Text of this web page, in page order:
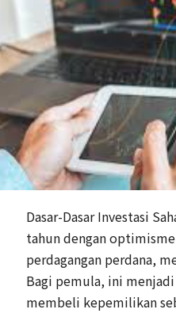
Dasar-Dasar Investasi
tahun dengan
perdagangan perdana,
Bagi pemula, ini
membeli kepemilikan